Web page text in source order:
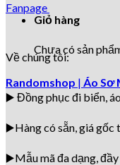
Giỏ hàng
Chưa có sản
Fanpage
Về chúng tôi:
Randomshop | Áo Sơ
▶️ Đồng phục đi biển,
▶️Hàng có sẵn, giá gốc
▶️Mẫu mã đa dạng,